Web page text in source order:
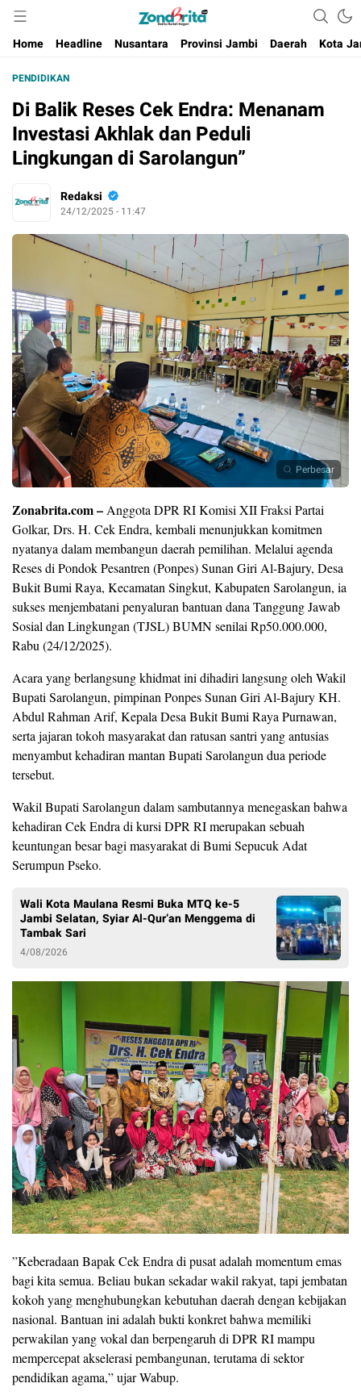
Berita Harian Negeri
Home
Headline Nusantara Provinsi Jambi Daerah Kota
PENDIDIKAN
Di Balik Reses Cek Endra: Menanam
Investasi Akhlak dan Peduli
Lingkungan di Sarolangun”
Redaksi
24/12/2025 - 11:47
Perbesar
Zonabrita.com – Anggota DPR RI Komisi XII Fraksi Partai
Golkar, Drs. H. Cek Endra, kembali menunjukkan komitmen
nyatanya dalam membangun daerah pemilihan. Melalui agenda
Reses di Pondok Pesantren (Ponpes) Sunan Giri Al-Bajury, Desa
Bukit Bumi Raya, Kecamatan Singkut, Kabupaten Sarolangun, ia
sukses menjembatani penyaluran bantuan dana Tanggung Jawab
Sosial dan Lingkungan (TJSL) BUMN senilai Rp50.000.000,
Rabu (24/12/2025).
​Acara yang berlangsung khidmat ini dihadiri langsung oleh Wakil
Bupati Sarolangun, pimpinan Ponpes Sunan Giri Al-Bajury KH.
Abdul Rahman Arif, Kepala Desa Bukit Bumi Raya Purnawan,
serta jajaran tokoh masyarakat dan ratusan santri yang antusias
menyambut kehadiran mantan Bupati Sarolangun dua periode
tersebut.
Wakil Bupati Sarolangun dalam sambutannya menegaskan bahwa
kehadiran Cek Endra di kursi DPR RI merupakan sebuah
keuntungan besar bagi masyarakat di Bumi Sepucuk Adat
Serumpun Pseko.
Wali Kota Maulana Resmi Buka MTQ ke-5
Jambi Selatan, Syiar Al-Qur’an Menggema di
Tambak Sari
4/08/2026
​”Keberadaan Bapak Cek Endra di pusat adalah momentum emas
bagi kita semua. Beliau bukan sekadar wakil rakyat, tapi jembatan
kokoh yang menghubungkan kebutuhan daerah dengan kebijakan
nasional. Bantuan ini adalah bukti konkret bahwa memiliki
perwakilan yang vokal dan berpengaruh di DPR RI mampu
mempercepat akselerasi pembangunan, terutama di sektor
pendidikan agama,” ujar Wabup.